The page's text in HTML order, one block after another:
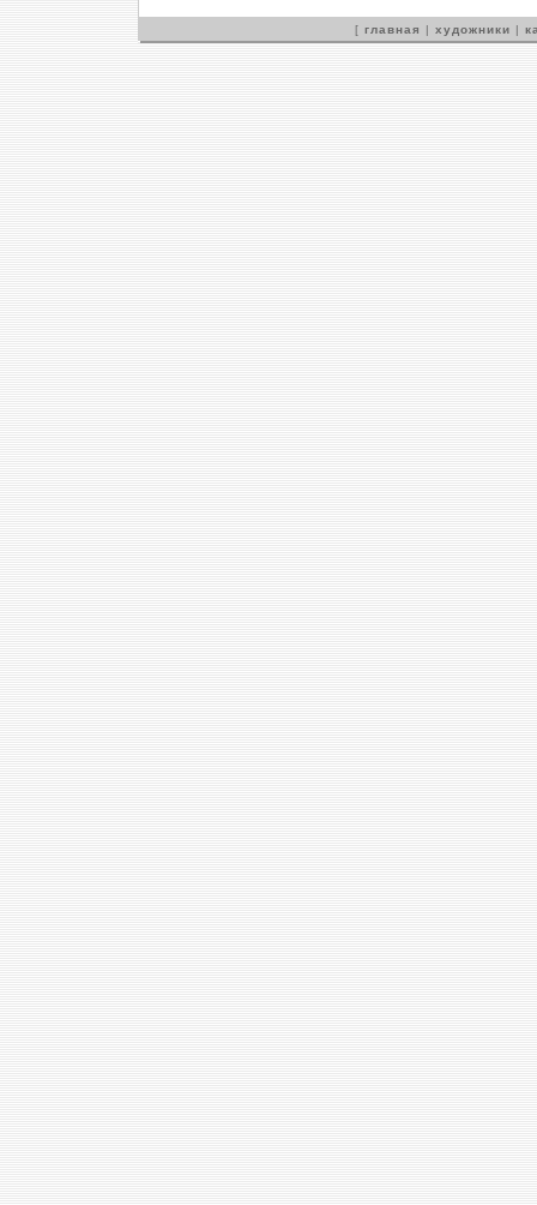
[ главная | художники |